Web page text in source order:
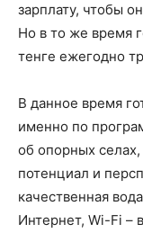
зарплату, чтобы
Но в то же время
тенге ежегодно
В данное время
именно по
об опорных
потенциал и
качественная
Интернет, Wi-Fi –